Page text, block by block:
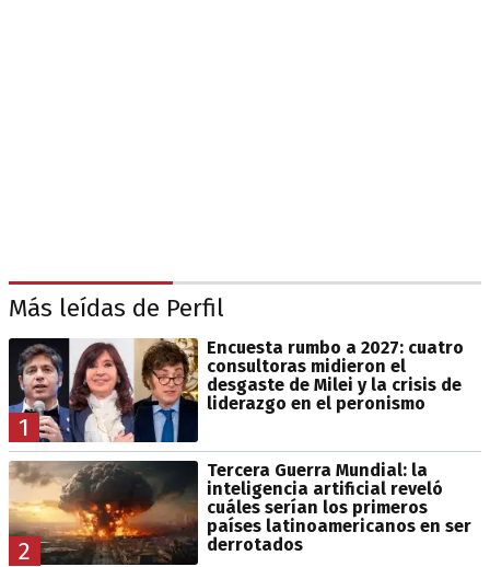
Más leídas de Perfil
1
Encuesta rumbo a 2027: cuatro
consultoras midieron el
desgaste de Milei y la crisis de
liderazgo en el peronismo
2
Tercera Guerra Mundial: la
inteligencia artificial reveló
cuáles serían los primeros
países latinoamericanos en ser
derrotados